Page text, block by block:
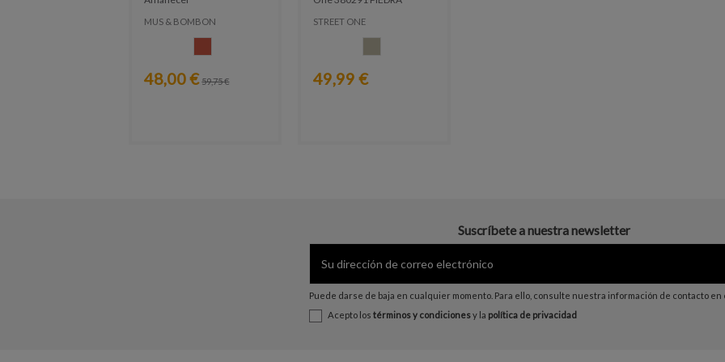
MUS & BOMBON
48,00 € 59,75 €
STREET ONE
49,99 €
Suscríbete a nuestra newsletter
Puede darse de baja en cualquier momento. Para ello, consulte nuestra información de contacto en
Acepto los términos y condicionesy la política de privacidad